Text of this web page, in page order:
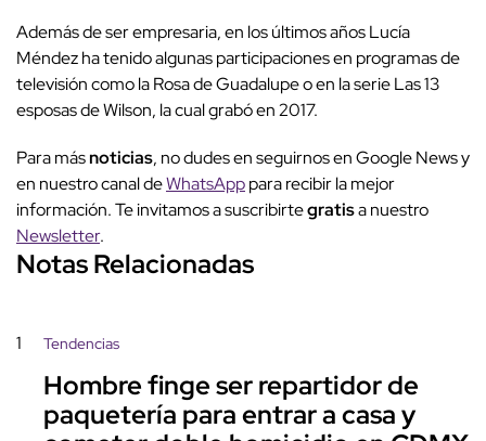
Además de ser empresaria, en los últimos años Lucía
Méndez ha tenido algunas participaciones en programas de
televisión como la Rosa de Guadalupe o en la serie Las 13
esposas de Wilson, la cual grabó en 2017.
Para másnoticias, no dudes en seguirnos en Google News y
en nuestro canal deWhatsApppara recibir la mejor
información. Te invitamos a suscribirtegratisa nuestro
Newsletter.
Notas Relacionadas
1 Tendencias
Hombre finge ser repartidor de
paquetería para entrar a casa y